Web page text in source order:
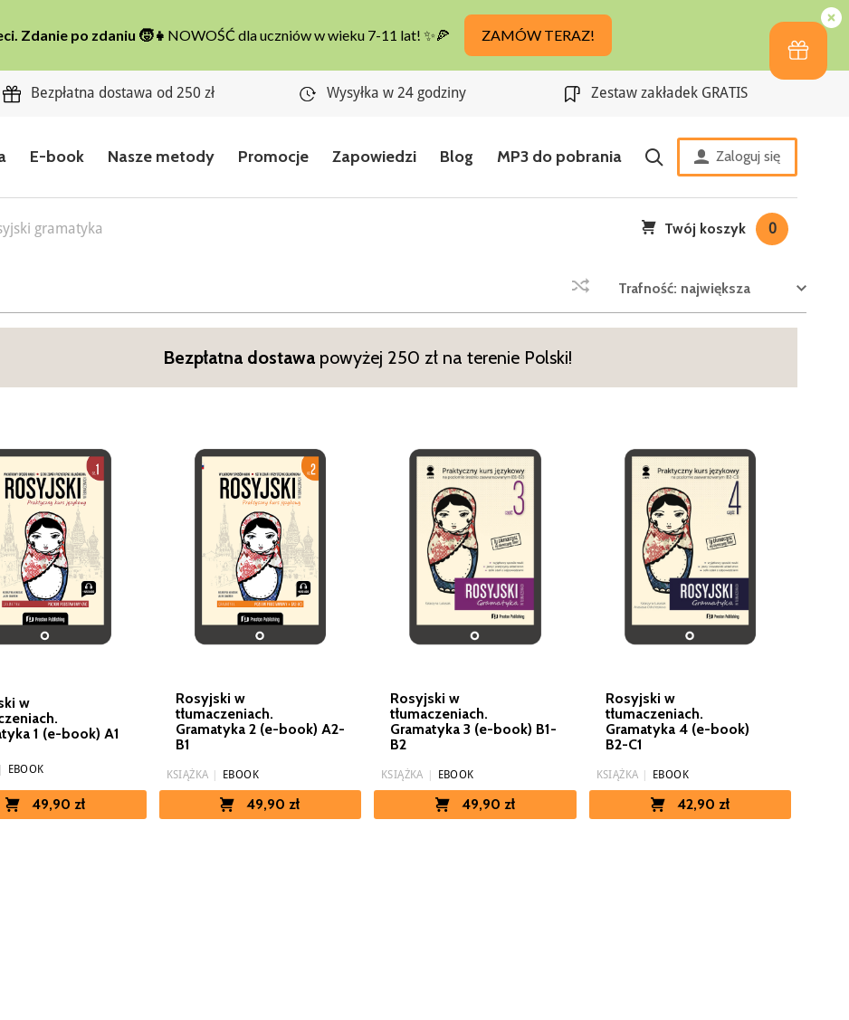
Bezpłatna dostawa od 250 zł Wysyłka w 24 godziny Zestaw zakładek GRATIS
E-book Nasze metody Promocje Zapowiedzi Blog MP3 do pobrania Zaloguj się
gramatyka Twój koszyk 0
Trafność: największa
Bezpłatna dostawapowyżej 250 zł na terenie Polski!
w
1 (e-book) A1
EBOOK
49,90 zł
Rosyjski w
tłumaczeniach.
Gramatyka 2 (e-book) A2-
B1
KSIĄŻKA | EBOOK
49,90 zł
Rosyjski w
tłumaczeniach.
Gramatyka 3 (e-book) B1-
B2
KSIĄŻKA | EBOOK
49,90 zł
Rosyjski w
tłumaczeniach.
Gramatyka 4 (e-book)
B2-C1
KSIĄŻKA | EBOOK
42,90 zł